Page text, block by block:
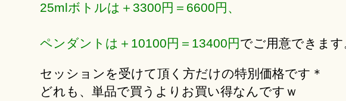
25mlボトルは＋3300円＝6600円、
ペンダントは＋10100円＝13400円でご用意できます
セッションを受けて頂く方だけの特別価格です＊
どれも、単品で買うよりお買い得なんですｗ